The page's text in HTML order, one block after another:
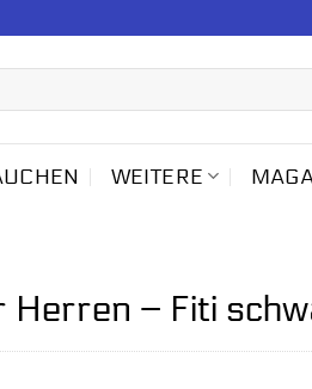
WEITERE
Herren – Fiti